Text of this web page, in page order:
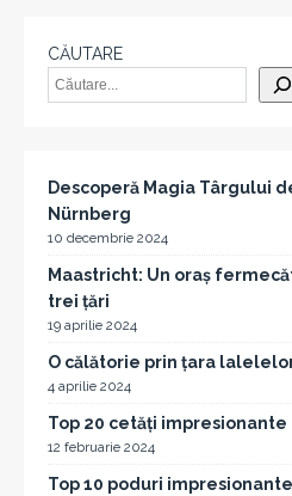
CĂUTARE
Descoperă Magia Târgului
Nürnberg
10 decembrie 2024
Maastricht: Un oraș
trei țări
19 aprilie 2024
O călătorie prin țara
4 aprilie 2024
Top 20 cetăți impresionante
12 februarie 2024
Top 10 poduri impresionante